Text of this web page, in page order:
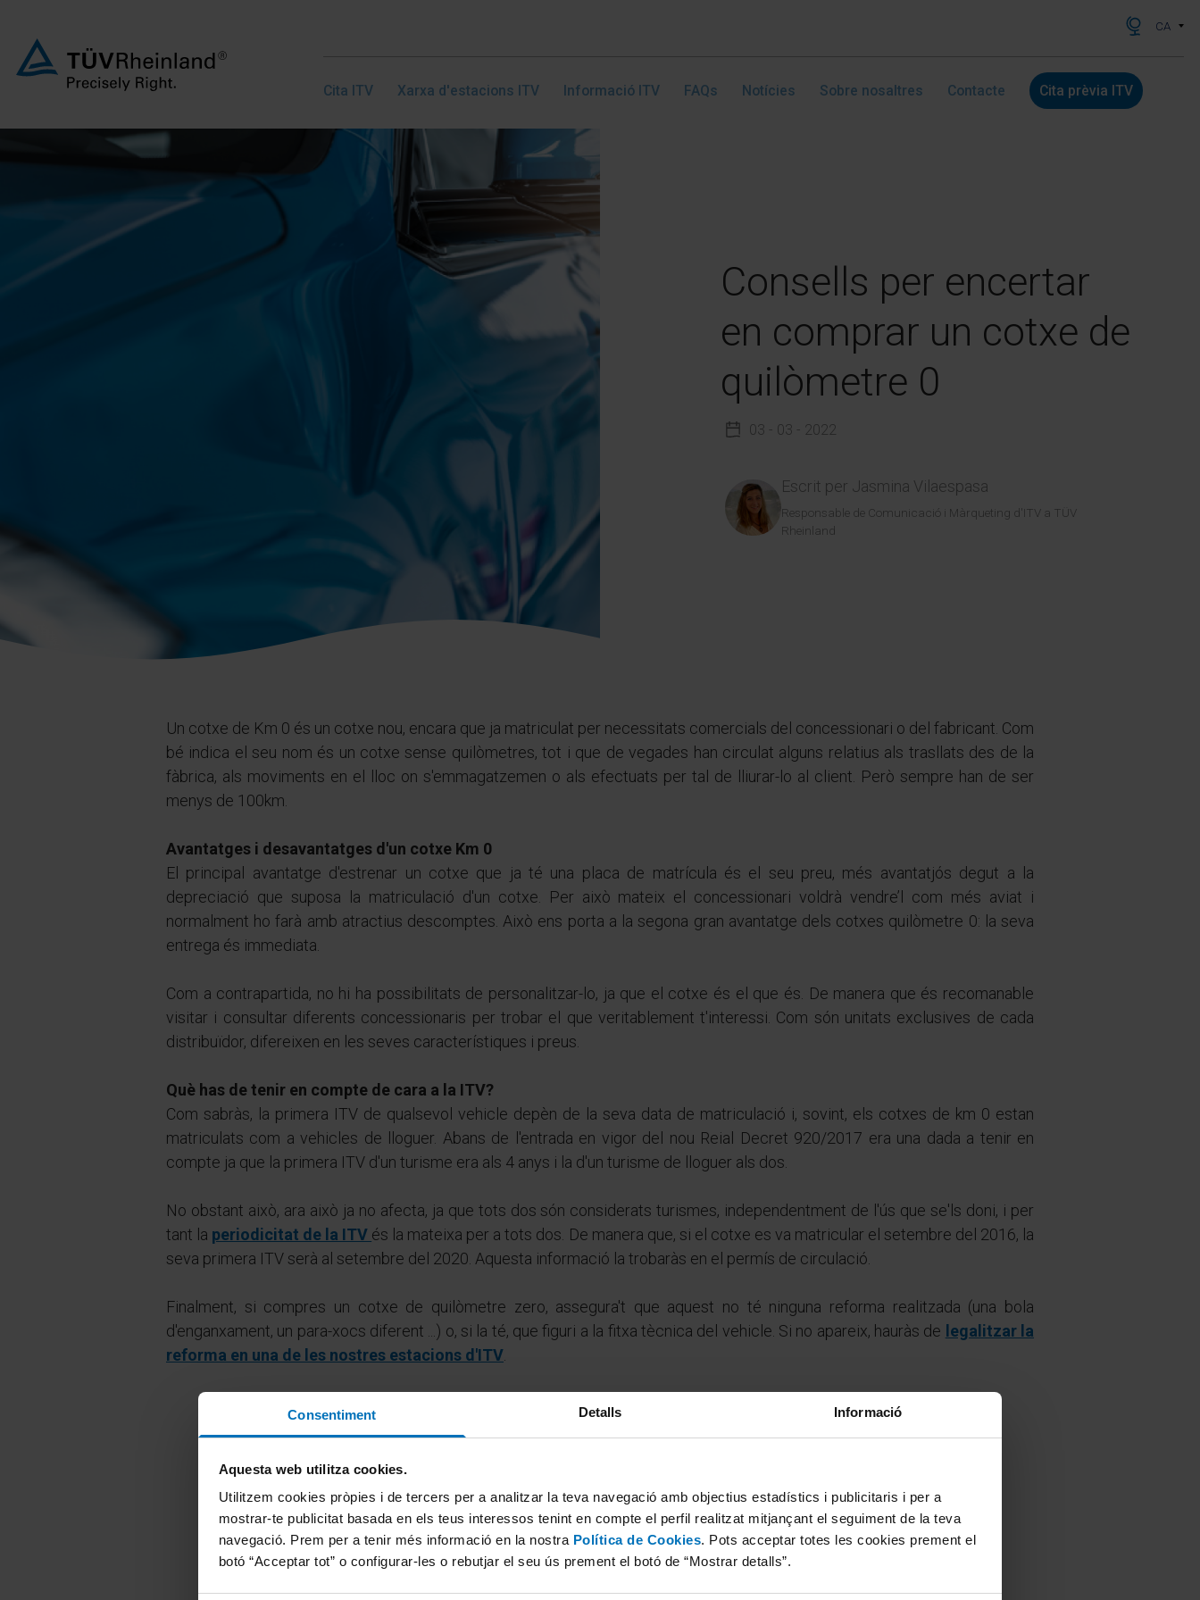
Consentiment Detalls Informació
Aquesta web utilitza cookies.
Utilitzem cookies pròpies i de tercers per a analitzar la teva navegació amb objectius estadístics i publicitaris i per a
mostrar-te publicitat basada en els teus interessos tenint en compte el perfil realitzat mitjançant el seguiment de la teva
navegació. Prem per a tenir més informació en la nostra Política de Cookies. Pots acceptar totes les cookies prement el
botó “Acceptar tot” o configurar-les o rebutjar el seu ús prement el botó de “Mostrar detalls”.
CA
Cita ITV Xarxa d'estacions ITV Informació ITV FAQs Notícies Sobre nosaltres Contacte Cita prèvia ITV
Consells per encertar
en comprar un cotxe de
quilòmetre 0
03 - 03 - 2022
Escrit per Jasmina Vilaespasa
Responsable de Comunicació i Màrqueting d'ITV a TÜV
Rheinland
Un cotxe de Km 0 és un cotxe nou, encara que ja matriculat per necessitats comercials del concessionari o del fabricant. Com
bé indica el seu nom és un cotxe sense quilòmetres, tot i que de vegades han circulat alguns relatius als trasllats des de la
fàbrica, als moviments en el lloc on s'emmagatzemen o als efectuats per tal de lliurar-lo al client. Però sempre han de ser
menys de 100km.
Avantatges i desavantatges d'un cotxe Km 0
El principal avantatge d'estrenar un cotxe que ja té una placa de matrícula és el seu preu, més avantatjós degut a la
depreciació que suposa la matriculació d'un cotxe. Per això mateix el concessionari voldrà vendre’l com més aviat i
normalment ho farà amb atractius descomptes. Això ens porta a la segona gran avantatge dels cotxes quilòmetre 0: la seva
entrega és immediata.
Com a contrapartida, no hi ha possibilitats de personalitzar-lo, ja que el cotxe és el que és. De manera que és recomanable
visitar i consultar diferents concessionaris per trobar el que veritablement t'interessi. Com són unitats exclusives de cada
distribuïdor, difereixen en les seves característiques i preus.
Què has de tenir en compte de cara a la ITV?
Com sabràs, la primera ITV de qualsevol vehicle depèn de la seva data de matriculació i, sovint, els cotxes de km 0 estan
matriculats com a vehicles de lloguer. Abans de l'entrada en vigor del nou Reial Decret 920/2017 era una dada a tenir en
compte ja que la primera ITV d'un turisme era als 4 anys i la d'un turisme de lloguer als dos.
No obstant això, ara això ja no afecta, ja que tots dos són considerats turismes, independentment de l'ús que se'ls doni, i per
tant la periodicitat de la ITV és la mateixa per a tots dos. De manera que, si el cotxe es va matricular el setembre del 2016, la
seva primera ITV serà al setembre del 2020. Aquesta informació la trobaràs en el permís de circulació.
Finalment, si compres un cotxe de quilòmetre zero, assegura't que aquest no té ninguna reforma realitzada (una bola
d'enganxament, un para-xocs diferent ...) o, si la té, que figuri a la fitxa tècnica del vehicle. Si no apareix, hauràs de legalitzar la
reforma en una de les nostres estacions d'ITV